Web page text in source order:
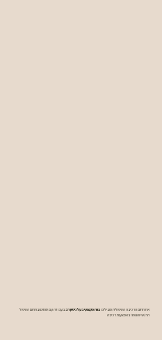
את תחום הרכיבה הטיפולית מוביליםצוות מקצועי בעל ניסיון רבבעבודה עם סוסים ובתחום הטיפול
הרגשי והגופני באמצעות רכיבה